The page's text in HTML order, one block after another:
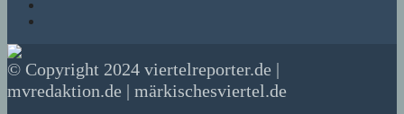
© Copyright 2024 viertelreporter.de |
mvredaktion.de | märkischesviertel.de